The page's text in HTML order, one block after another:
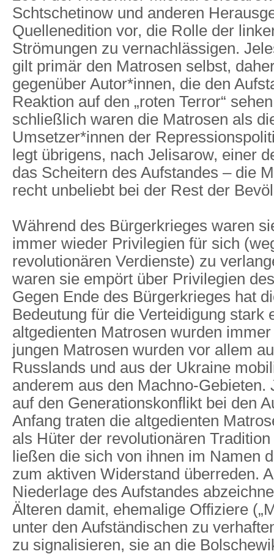
Schtschetinow und anderen
Quellenedition vor, die Rolle der
Strömungen zu vernachlässigen.
gilt primär den Matrosen selbst,
gegenüber Autor*innen, die den
Reaktion auf den „roten Terror“
schließlich waren die Matrosen als
Umsetzer*innen der
legt übrigens, nach Jelisarow, einer
das Scheitern des Aufstandes – die
recht unbeliebt bei der Rest der
Während des Bürgerkrieges waren
immer wieder Privilegien für sich
revolutionären Verdienste) zu
waren sie empört über Privilegien
Gegen Ende des Bürgerkrieges hat
Bedeutung für die Verteidigung stark
altgedienten Matrosen wurden
jungen Matrosen wurden vor allem
Russlands und aus der Ukraine
anderem aus den Machno-Gebieten.
auf den Generationskonflikt bei den
Anfang traten die altgedienten
als Hüter der revolutionären
ließen die sich von ihnen im Namen
zum aktiven Widerstand überreden.
Niederlage des Aufstandes
Älteren damit, ehemalige Offiziere
unter den Aufständischen zu
zu signalisieren, sie an die